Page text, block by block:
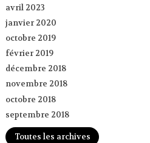
avril 2023
janvier 2020
octobre 2019
février 2019
décembre 2018
novembre 2018
octobre 2018
septembre 2018
Toutes les archives